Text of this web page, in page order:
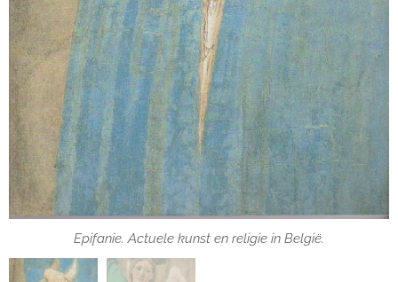
Epifanie. Actuele kunst en religie in België.
Epifanie. Actuele kunst en religie in België.